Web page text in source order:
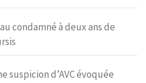
condamné à deux ans de
suspicion d’AVC évoquée